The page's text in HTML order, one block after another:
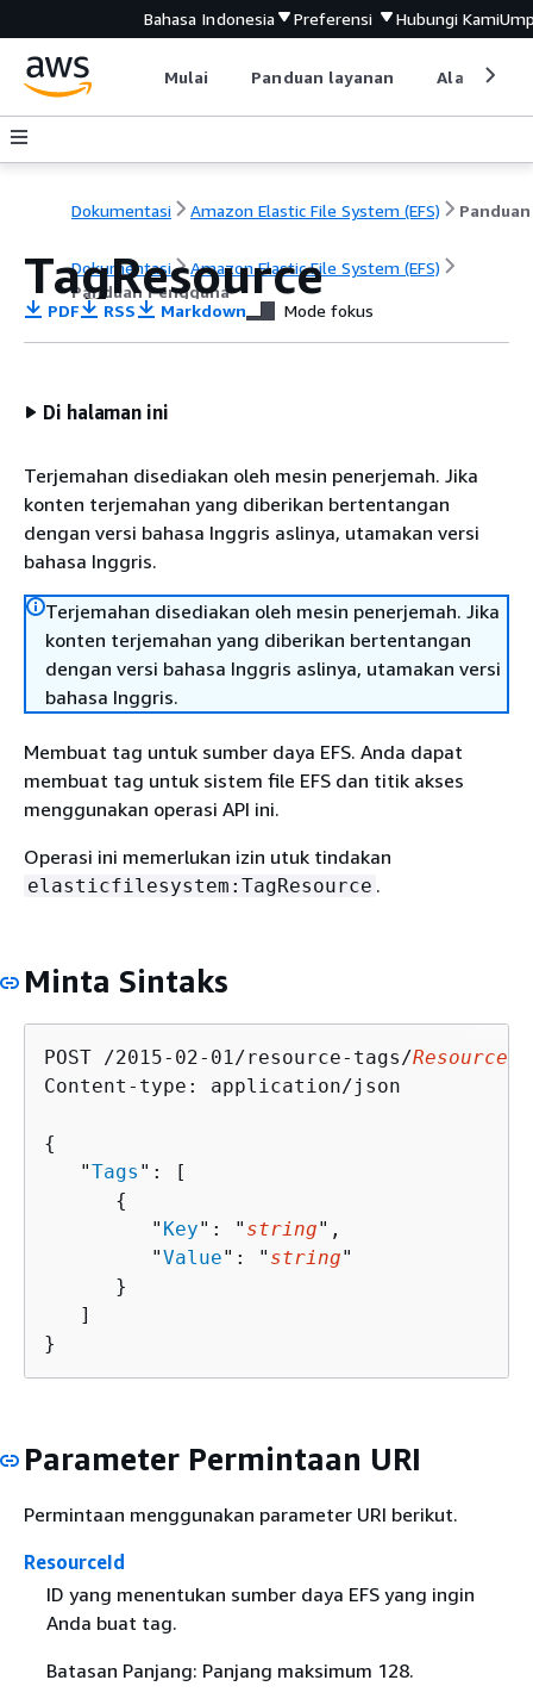
Bahasa Indonesia Preferensi Hubungi Kami
Mulai Panduan layanan Alat
Dokumentasi Amazon Elastic File System (EFS)
Dokumentasi
Amazon Elastic File System (EFS)
Panduan Pengguna
TagResource
PDF RSS Markdown Mode fokus
Di halaman ini
Terjemahan disediakan oleh mesin penerjemah. Jika
konten terjemahan yang diberikan bertentangan
dengan versi bahasa Inggris aslinya, utamakan versi
bahasa Inggris.
Terjemahan disediakan oleh mesin penerjemah. Jika
konten terjemahan yang diberikan bertentangan
dengan versi bahasa Inggris aslinya, utamakan versi
bahasa Inggris.
Membuat tag untuk sumber daya EFS. Anda dapat
membuat tag untuk sistem file EFS dan titik akses
menggunakan operasi API ini.
Operasi ini memerlukan izin utuk tindakan
elasticfilesystem:TagResource .
Minta Sintaks
POST /2015-02-01/resource-tags/ResourceId
Content-type: application/json
{
   "
Tags ": [
{
         "
Key": " string",
         "
Value": " string"
      }
   ]
}
Parameter Permintaan URI
Permintaan menggunakan parameter URI berikut.
ResourceId
ID yang menentukan sumber daya EFS yang ingin
Anda buat tag.
Batasan Panjang: Panjang maksimum 128.